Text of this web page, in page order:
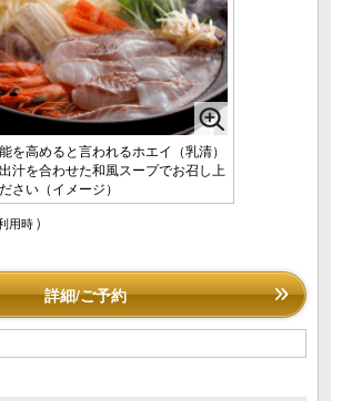
を高めると言われるホエイ（乳清）
汁を合わせた和風スープでお召し上
さい（イメージ）
用時 )
詳細/ご予約